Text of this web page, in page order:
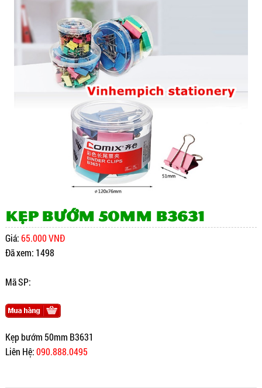
Kẹp bướm 50mm B3631
Giá:65.000 VNĐ
Đã xem: 1498
Mã SP:
Kẹp bướm 50mm B3631
Liên Hệ:090.888.0495